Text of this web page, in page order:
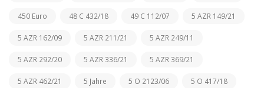
450 Euro 48 C 432/18 49 C 112/07 5 AZR 149/21
5 AZR 162/09 5 AZR 211/21 5 AZR 249/11
5 AZR 292/20 5 AZR 336/21 5 AZR 369/21
5 AZR 462/21 5 Jahre 5 O 2123/06 5 O 417/18